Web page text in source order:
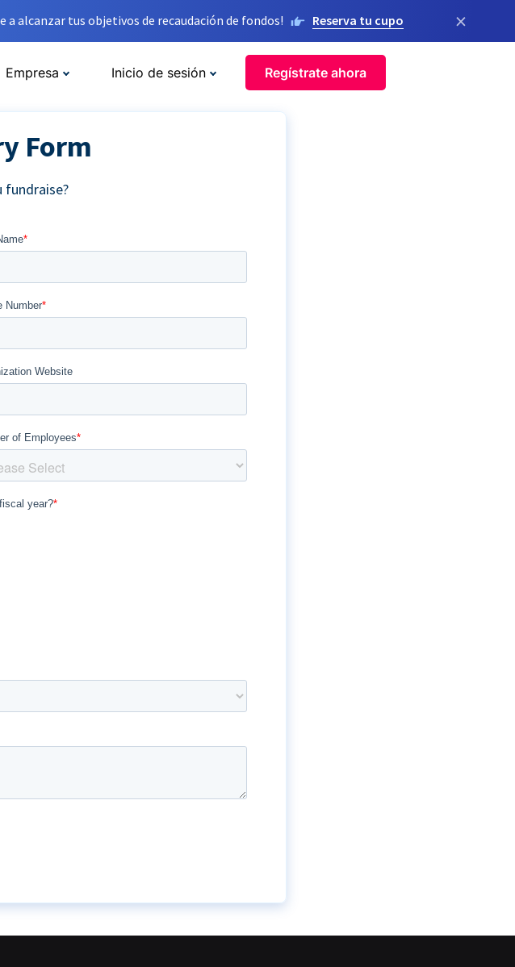
a alcanzar tus objetivos de recaudación de fondos! Reserva tu cupo ×
Empresa Inicio de sesión Regístrate ahora
Form
fundraise?